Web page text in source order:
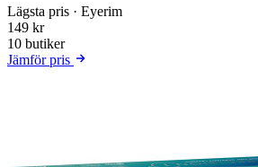
Lägsta pris · Eyerim
149 kr
10 butiker
Jämför pris